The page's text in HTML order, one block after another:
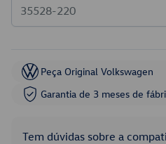
Peça Original Volkswagen
Garantia de 3 meses de
Tem dúvidas sobre a